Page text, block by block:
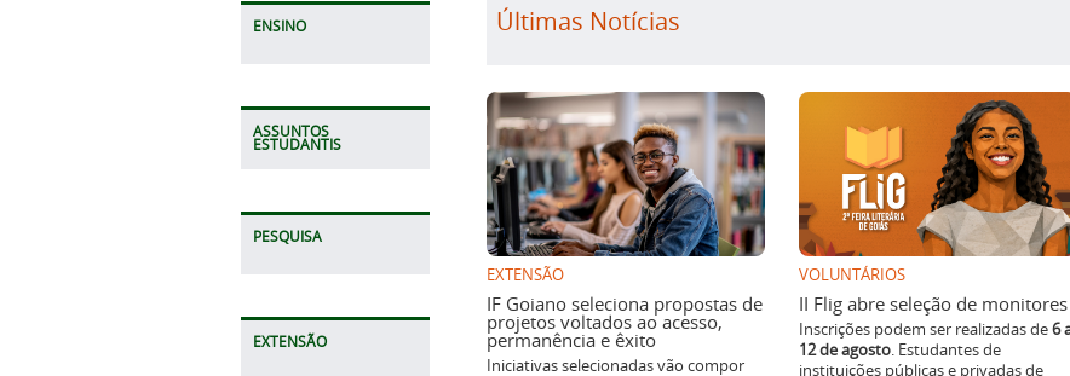
ENSINO
ASSUNTOS
ESTUDANTIS
PESQUISA
EXTENSÃO
EXTENSÃO
IF Goiano seleciona propostas de
projetos voltados ao acesso,
permanência e êxito
Iniciativas selecionadas vão compor
candidatura institucional ao Edital
SETEC/MEC nº 05/2026. Cada proposta
VOLUNTÁRIOS
II Flig abre seleção de monitores
Inscrições podem ser realizadas de
12 de agosto. Estudantes de
instituições públicas e privadas de
ensino, além de pessoas interessadas,
podem participar da seleção.